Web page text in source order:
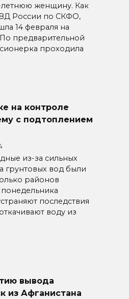
летнюю женщину. Как
России по СКФО,
14 февраля на
предварительной
проходила
на контроле
с подтоплением
из-за сильных
грунтовых вод были
районов
последствия
воду из
вывода
из Афганистана